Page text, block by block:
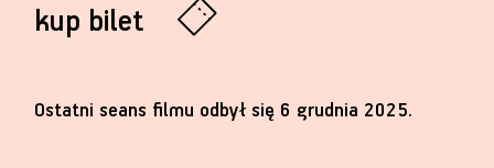
kup bilet
Ostatni seans filmu odbył się 6 grudnia 2025.